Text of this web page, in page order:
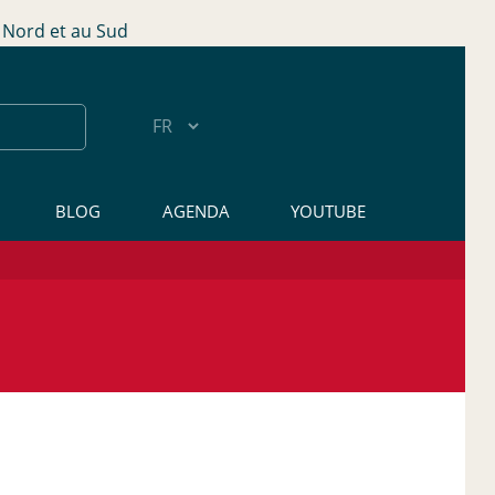
et au Sud
BLOG AGENDA YOUTUBE